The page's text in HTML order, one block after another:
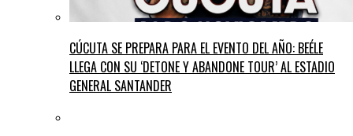
CÚCUTA SE PREPARA PARA EL EVENTO DEL AÑO: BEÉLE
LLEGA CON SU ‘DETONE Y ABANDONE TOUR’ AL ESTADIO
GENERAL SANTANDER